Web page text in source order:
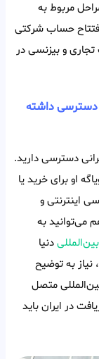
مربوط به
حساب شرکتی
تجاری و بیزنسی در
دسترسی داشته
دسترسی دارید.
او برای خرید یا
اینترنتی و
می‌توانید به
دنیا
نیاز به توضیح
متصل
در ایران باید